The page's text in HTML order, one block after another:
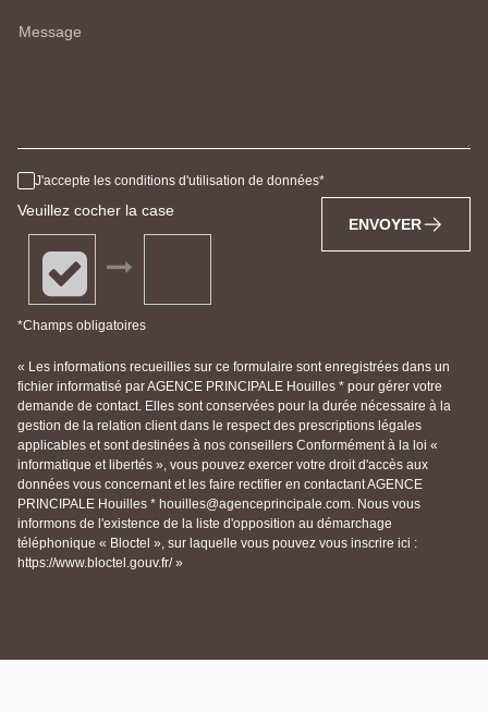
Message
J'accepte les conditions d'utilisation de données
Veuillez cocher la case
*Champs obligatoires
ENVOYER
« Les informations recueillies sur ce formulaire sont enregistrées dans un
fichier informatisé par AGENCE PRINCIPALE Houilles * pour gérer votre
demande de contact. Elles sont conservées pour la durée nécessaire à la
gestion de la relation client dans le respect des prescriptions légales
applicables et sont destinées à nos conseillers Conformément à la loi «
informatique et libertés », vous pouvez exercer votre droit d'accès aux
données vous concernant et les faire rectifier en contactant AGENCE
PRINCIPALE Houilles * houilles@agenceprincipale.com. Nous vous
informons de l'existence de la liste d'opposition au démarchage
téléphonique « Bloctel », sur laquelle vous pouvez vous inscrire ici :
https://www.bloctel.gouv.fr/ »